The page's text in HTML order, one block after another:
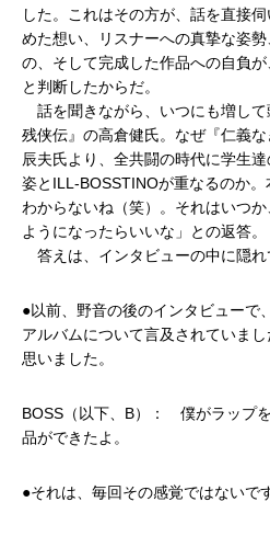
した。これはその方が、話を直接
めた想い、リスナーへの真摯な姿
の、そして完成した作品への自負
と判断したからだ。
話を聞きながら、いつにも増し
残侠伝』の高倉健氏。なぜ『仁義
辰夫氏より、全共闘の時代に学生
姿とILL-BOSSTINOが重なるのか
わからないね（笑）。それはいつ
ようになったらいいな」との返答。
答えは、インタビューの中に隠れ
●以前、野音の後のインタビューで
アルバムについて言及されていま
思いました。
BOSS（以下、B）： 僕がラップ
品ができたよ。
●それは、毎回その感覚ではないで